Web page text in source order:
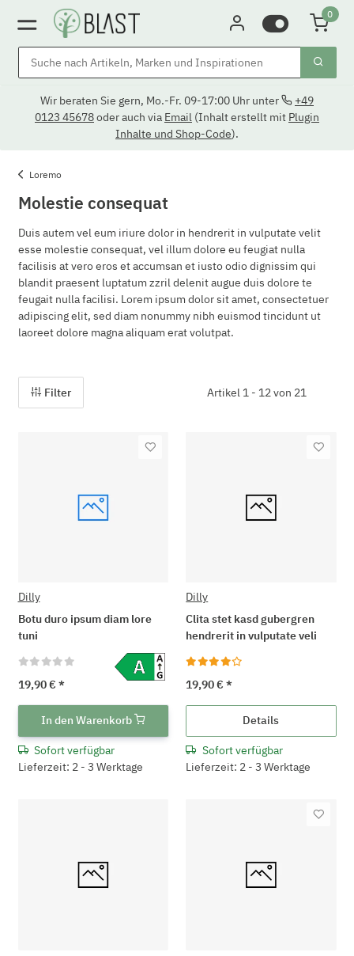
0
Wir beraten Sie gern, Mo.-Fr. 09-17:00 Uhr unter
+49
0123 45678oder auch via Email (Inhalt erstellt mit Plugin
Inhalte und Shop-Code).
Loremo
Molestie consequat
Duis autem vel eum iriure dolor in hendrerit in vulputate velit
esse molestie consequat, vel illum dolore eu feugiat nulla
facilisis at vero eros et accumsan et iusto odio dignissim qui
blandit praesent luptatum zzril delenit augue duis dolore te
feugait nulla facilisi. Lorem ipsum dolor sit amet, consectetuer
adipiscing elit, sed diam nonummy nibh euismod tincidunt ut
laoreet dolore magna aliquam erat volutpat.
Filter Artikel 1 - 12 von 21
Dilly
Botu duro ipsum diam lore
tuni
19,90 € *
In den Warenkorb
Sofort verfügbar
Lieferzeit: 2 - 3 Werktage
Dilly
Clita stet kasd gubergren
hendrerit in vulputate veli
19,90 €*
Details
Sofort verfügbar
Lieferzeit: 2 - 3 Werktage